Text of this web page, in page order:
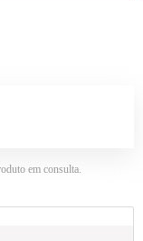
em consulta.